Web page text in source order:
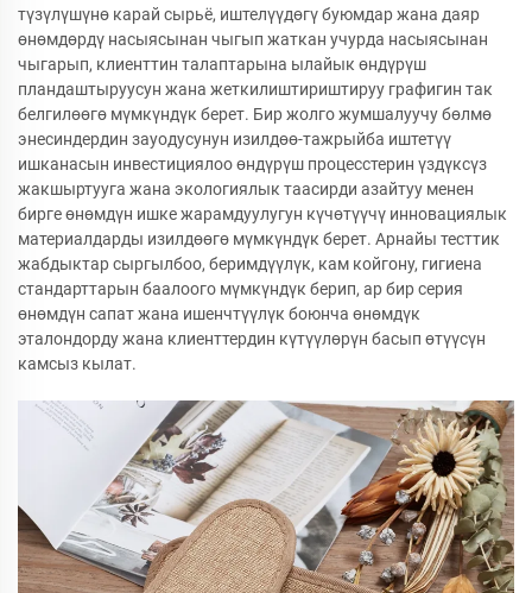
түзүлүшүнө карай сырьё, иштелүүдөгү буюмдар жана даяр
өнөмдөрдү насыясынан чыгып жаткан учурда насыясынан
чыгарып, клиенттин талаптарына ылайык өндүрүш
пландаштыруусун жана жеткилиштириштируу графигин так
белгилөөгө мүмкүндүк берет. Бир жолго жумшалуучу бөлмө
энесиндердин зауодусунун изилдөө-тажрыйба иштетүү
ишканасын инвестициялоо өндүрүш процесстерин үздүксүз
жакшыртууга жана экологиялык таасирди азайтуу менен
бирге өнөмдүн ишке жарамдуулугун күчөтүүчү инновациялык
материалдарды изилдөөгө мүмкүндүк берет. Арнайы тесттик
жабдыктар сыргылбоо, беримдүүлүк, кам койгону, гигиена
стандарттарын баалоого мүмкүндүк берип, ар бир серия
өнөмдүн сапат жана ишенчтүүлүк боюнча өнөмдүк
эталондорду жана клиенттердин күтүүлөрүн басып өтүүсүн
камсыз кылат.